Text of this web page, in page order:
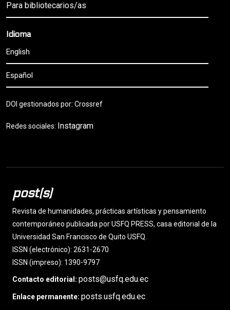
Para bibliotecarios/as
Idioma
English
Español
DOI gestionados por: Crossref
Redes sociales: Instagram
post(s)
Revista de humanidades, prácticas artísticas y pensamiento
contemporáneo publicada por USFQ PRESS, casa editorial de la
Universidad San Francisco de Quito USFQ.
ISSN (electrónico): 2631-2670
ISSN (impreso): 1390-9797
Contacto editorial: posts@usfq.edu.ec
Enlace permanente: posts.usfq.edu.ec